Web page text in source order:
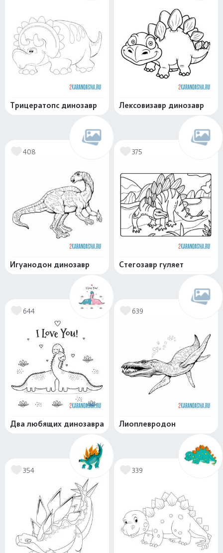
Трицератопс динозавр Лексовизавр динозавр
408
Игуанодон динозавр
375
Стегозавр гуляет
644
Два любящих динозавра
639
Лиоплевродон
354 339